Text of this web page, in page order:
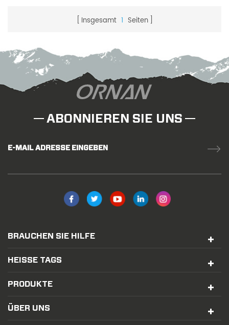
Insgesamt 1 Seiten
ABONNIEREN SIE UNS
E-MAIL ADRESSE EINGEBEN
BRAUCHEN SIE HILFE
HEISSE TAGS
PRODUKTE
ÜBER UNS